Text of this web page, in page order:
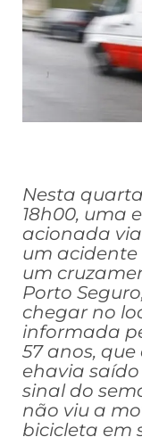
Nesta
18h00, uma
acionada
um
um
Porto
chegar no
informada
57 anos,
ehavia
sinal do
não viu a
bicicleta em